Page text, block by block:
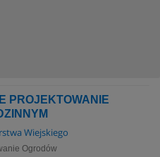
PROJEKTOWANIE
Wiejskiego
Ogrodów